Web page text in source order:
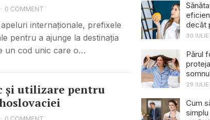
· 0 COMMENT
internaționale, prefixele
pentru a ajunge la destinația
un cod unic care o…
și utilizare pentru
decât
30
Părul
29
Cum